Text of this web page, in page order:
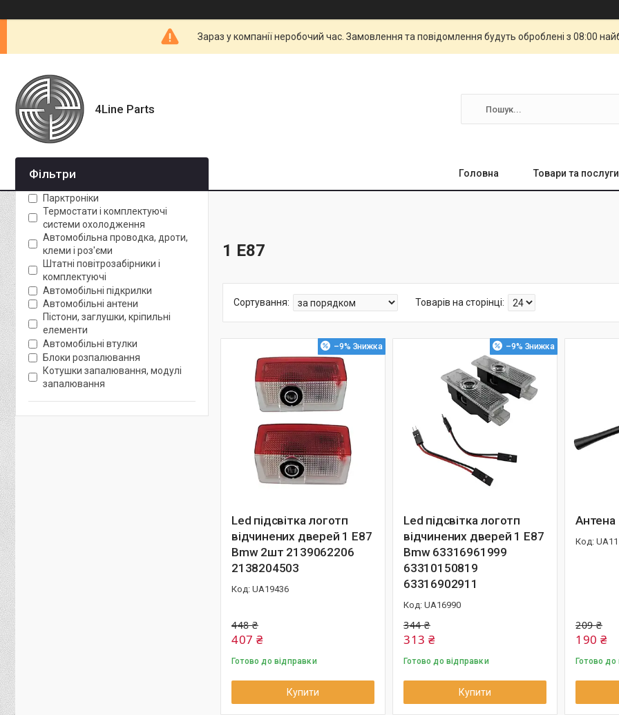
Зараз у компанії неробочий час. Замовлення та повідомлення будуть оброблені з 08:00
4Line Parts
Головна Товари та послуги
1 E87
–9%
Led підсвітка логотп
відчинених дверей 1 E87
Bmw 2шт 2139062206
2138204503
UA19436
448 ₴
407 ₴
Готово до відправки
Купити
–9%
Led підсвітка логотп
відчинених дверей 1 E87
Bmw 63316961999
63310150819
63316902911
UA16990
344 ₴
313 ₴
Готово до відправки
Купити
Антена
209 ₴
190 ₴
Готово до
Фільтри
Парктроніки
Термостати і комплектуючі
системи охолодження
Автомобільна проводка, дроти,
клеми і роз'єми
Штатні повітрозабірники і
комплектуючі
Автомобільні підкрилки
Автомобільні антени
Пістони, заглушки, кріпильні
елементи
Автомобільні втулки
Блоки розпалювання
Котушки запалювання, модулі
запалювання